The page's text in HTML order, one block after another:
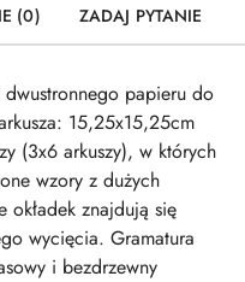
(0) ZADAJ PYTANIE
dwustronnego papieru do
15,25x15,25cm
(3x6 arkuszy), w których
wzory z dużych
znajdują się
wycięcia. Gramatura
i bezdrzewny